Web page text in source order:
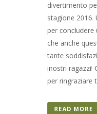
divertimento
stagione 2016.
per
che anche
tante
inostri ragazzi!
per ringraziare
READ MORE